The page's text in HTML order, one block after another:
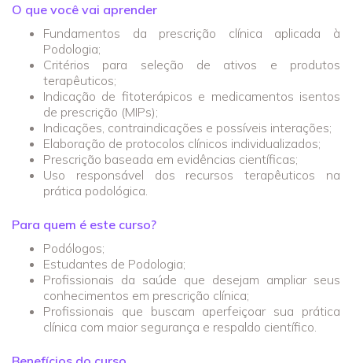
O que você vai aprender
Fundamentos da prescrição clínica aplicada à
Podologia;
Critérios para seleção de ativos e produtos
terapêuticos;
Indicação de fitoterápicos e medicamentos isentos
de prescrição (MIPs);
Indicações, contraindicações e possíveis interações;
Elaboração de protocolos clínicos individualizados;
Prescrição baseada em evidências científicas;
Uso responsável dos recursos terapêuticos na
prática podológica.
Para quem é este curso?
Podólogos;
Estudantes de Podologia;
Profissionais da saúde que desejam ampliar seus
conhecimentos em prescrição clínica;
Profissionais que buscam aperfeiçoar sua prática
clínica com maior segurança e respaldo científico.